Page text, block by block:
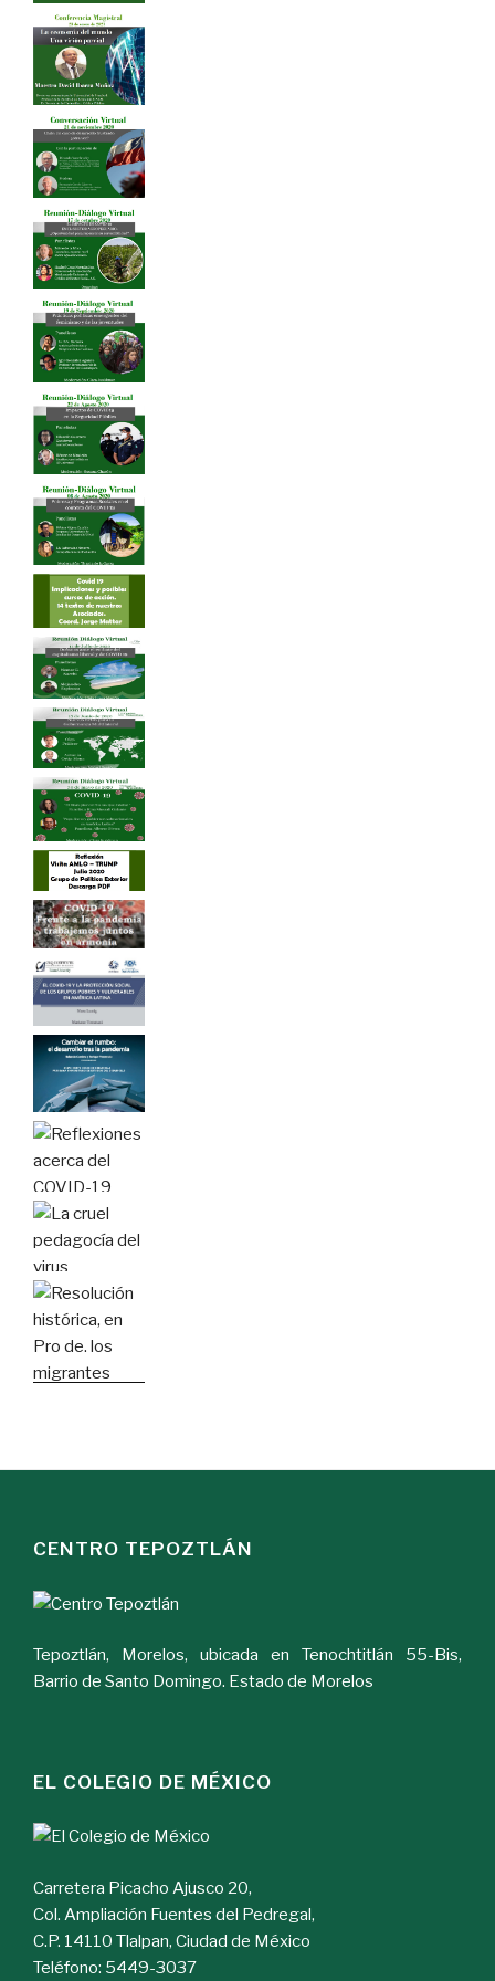
CENTRO TEPOZTLÁN
Tepoztlán, Morelos, ubicada en Tenochtitlán 55-Bis,
Barrio de Santo Domingo. Estado de Morelos
EL COLEGIO DE MÉXICO
Carretera Picacho Ajusco 20,
Col. Ampliación Fuentes del Pedregal,
C.P. 14110 Tlalpan, Ciudad de México
Teléfono: 5449-3037